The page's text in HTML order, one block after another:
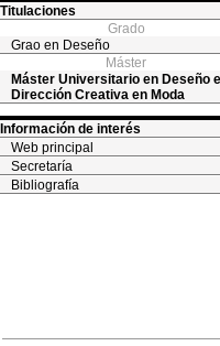
Titulaciones
Grado
Grao en Deseño
Máster
Máster Universitario en Deseño e
Dirección Creativa en Moda
Información de interés
Web principal
Secretaría
Bibliografía